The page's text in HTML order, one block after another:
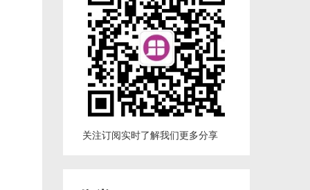
关注订阅实时了解我们更多分享